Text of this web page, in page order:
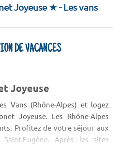
Joyeuse ★- Les vans
DE VACANCES
Joyeuse
Vans (Rhône-Alpes) et logez
Joyeuse. Les Rhône-Alpes
Profitez de votre séjour aux
Eugène. Après les sites